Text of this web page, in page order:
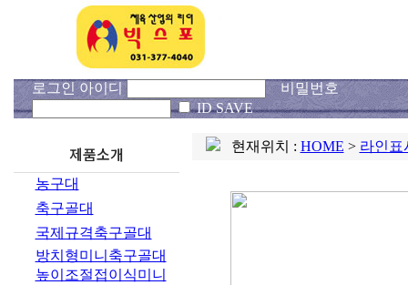
로그인 아이디
비밀번호
ID SAVE
제품소개
농구대
축구골대
국제규격축구골대
방치형미니축구골대
높이조절접이식미니
현재위치 : HOME > 라인표